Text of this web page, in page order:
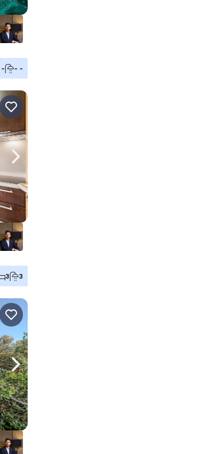
- - -
Navegação para a direita
3 3
Navegação para a direita